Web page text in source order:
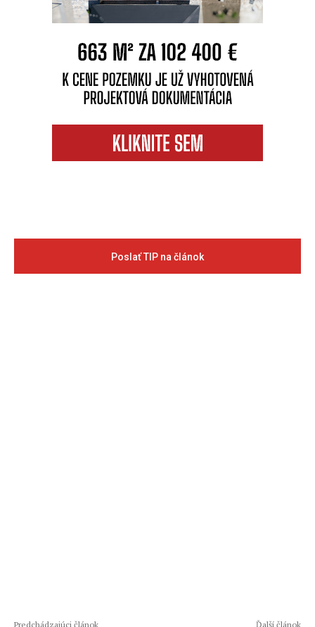
Poslať TIP na článok
Predchádzajúci článok Ďalší článok